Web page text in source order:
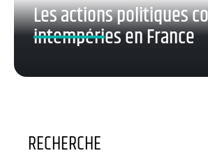
Les actions politiques
intempéries en France
RECHERCHE